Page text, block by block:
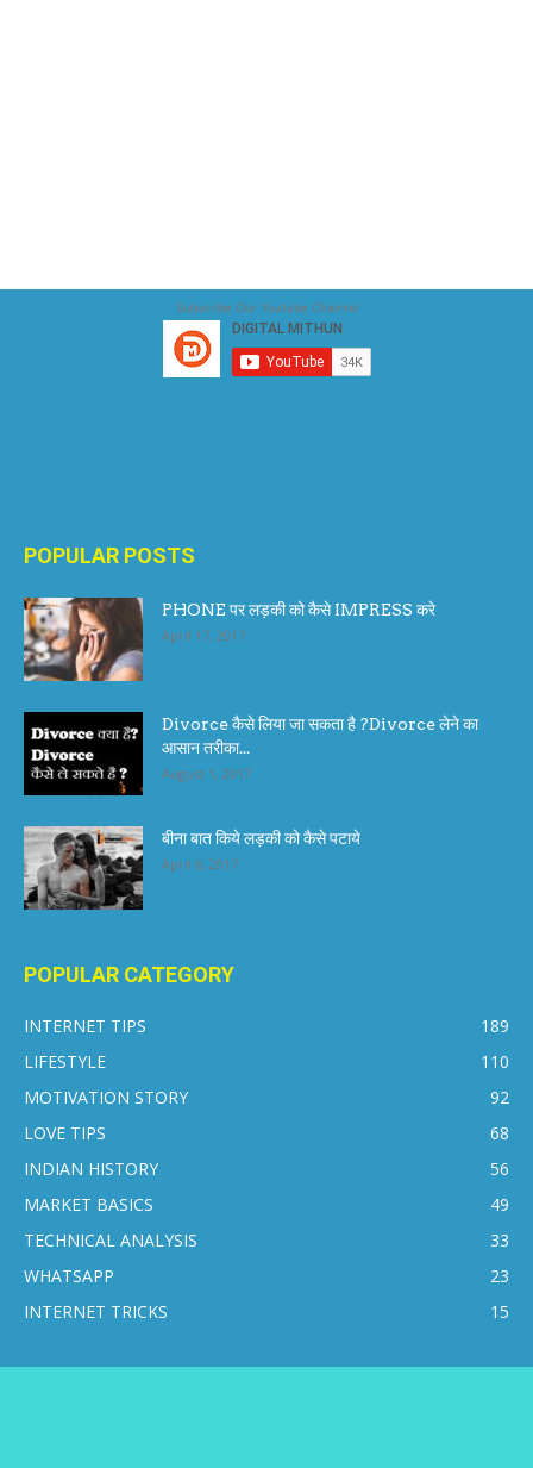
Subscribe Our Youtube Channel
POPULAR POSTS
PHONE पर लड़की को कैसे IMPRESS करे
April 17, 2017
Divorce कैसे लिया जा सकता है ?Divorce लेने का
आसान तरीका...
August 1, 2017
बीना बात किये लड़की को कैसे पटाये
April 6, 2017
POPULAR CATEGORY
INTERNET TIPS
189
LIFESTYLE
110
MOTIVATION STORY
92
LOVE TIPS
68
INDIAN HISTORY
56
MARKET BASICS
49
TECHNICAL ANALYSIS
33
WHATSAPP
23
INTERNET TRICKS
15